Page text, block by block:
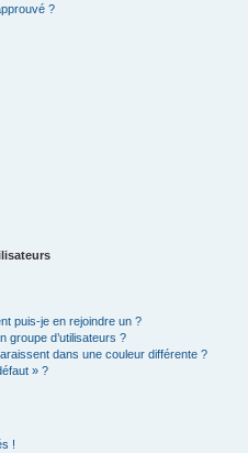
?
puis-je en rejoindre un ?
groupe d’utilisateurs ?
dans une couleur différente ?
» ?
!